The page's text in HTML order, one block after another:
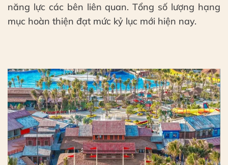
năng lực các bên liên quan. Tổng số lượng hạng
mục hoàn thiện đạt mức kỷ lục mới hiện nay.